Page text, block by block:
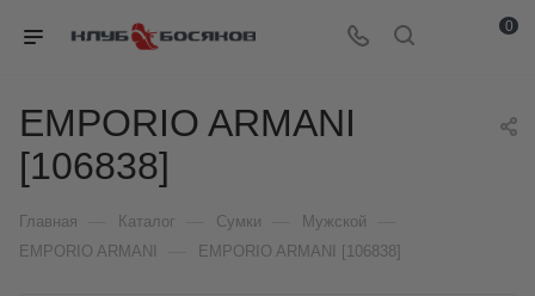
0
EMPORIO ARMANI
[106838]
Главная Каталог Сумки Мужской
EMPORIO ARMANI EMPORIO ARMANI [106838]